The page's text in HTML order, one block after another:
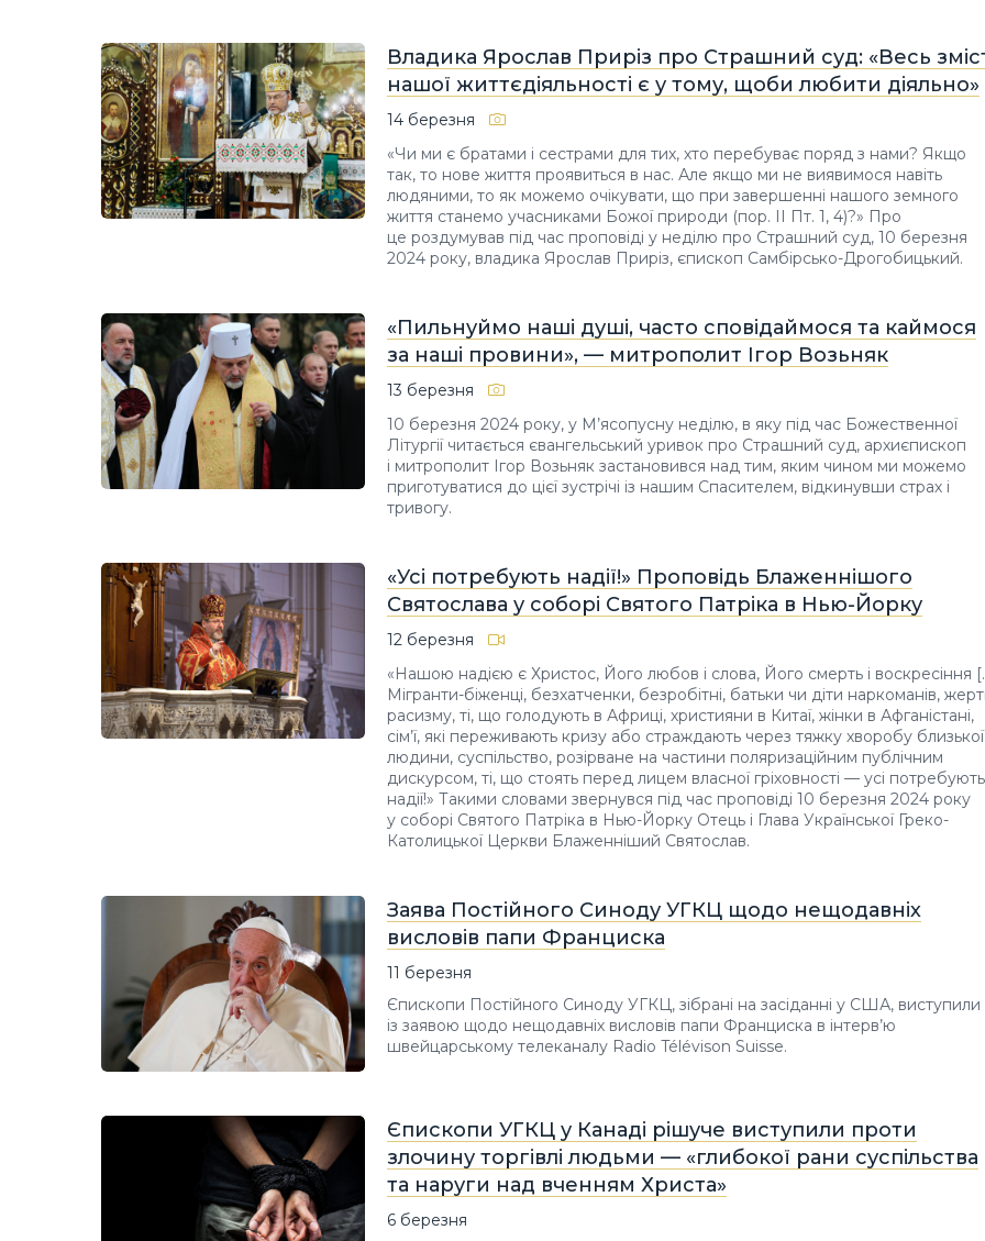
Владика Ярослав Приріз про Страшний суд: «Весь
нашої життєдіяльності є у тому, щоби любити діяльно»
14 березня
«Чи ми є братами і сестрами для тих, хто перебуває поряд з нами? Якщо
так, то нове життя проявиться в нас. Але якщо ми не виявимося навіть
людяними, то як можемо очікувати, що при завершенні нашого земного
життя станемо учасниками Божої природи (пор. ІІ Пт. 1, 4)?» Про
це роздумував під час проповіді у неділю про Страшний суд, 10 березня
2024 року, владика Ярослав Приріз, єпископ Самбірсько-Дрогобицький.
«Пильнуймо наші душі, часто сповідаймося та каймося
за наші провини», — митрополит Ігор Возьняк
13 березня
10 березня 2024 року, у М’ясопусну неділю, в яку під час Божественної
Літургії читається євангельський уривок про Страшний суд, архиєпископ
і митрополит Ігор Возьняк застановився над тим, яким чином ми можемо
приготуватися до цієї зустрічі із нашим Спасителем, відкинувши страх і
тривогу.
«Усі потребують надії!» Проповідь Блаженнішого
Святослава у соборі Святого Патріка в Нью-Йорку
12 березня
«Нашою надією є Христос, Його любов і слова, Його смерть і воскресіння
Мігранти-біженці, безхатченки, безробітні, батьки чи діти наркоманів,
расизму, ті, що голодують в Африці, християни в Китаї, жінки в Афганістані,
сім’ї, які переживають кризу або страждають через тяжку хворобу близької
людини, суспільство, розірване на частини поляризаційним публічним
дискурсом, ті, що стоять перед лицем власної гріховності — усі потребують
надії!» Такими словами звернувся під час проповіді 10 березня 2024 року
у соборі Святого Патріка в Нью-Йорку Отець і Глава Української Греко-
Католицької Церкви Блаженніший Святослав.
Заява Постійного Синоду УГКЦ щодо нещодавніх
висловів папи Франциска
11 березня
Єпископи Постійного Синоду УГКЦ, зібрані на засіданні у США, виступили
із заявою щодо нещодавніх висловів папи Франциска в інтерв’ю
швейцарському телеканалу Radio Télévison Suisse.
Єпископи УГКЦ у Канаді рішуче виступили проти
злочину торгівлі людьми — «глибокої рани суспільства
та наруги над вченням Христа»
6 березня